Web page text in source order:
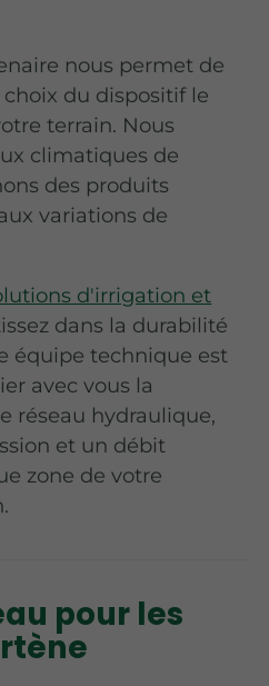
nous permet de
du dispositif le
terrain. Nous
climatiques de
des produits
variations de
d'irrigation et
dans la durabilité
équipe technique est
avec vous la
réseau hydraulique,
et un débit
zone de votre
pour les